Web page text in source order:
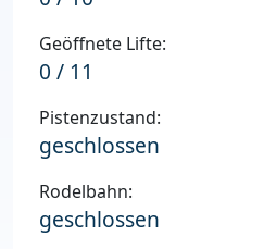
Geöffnete Lifte:
0 / 11
Pistenzustand:
geschlossen
Rodelbahn:
geschlossen